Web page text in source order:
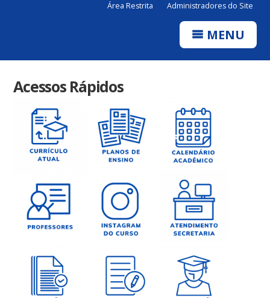
Área Restrita Administradores do Site
MENU
Acessos Rápidos